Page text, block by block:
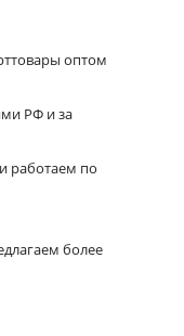
оптом
РФ и за
работаем по
более